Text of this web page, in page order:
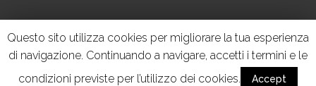
Questo sito utilizza cookies per migliorare la tua esperienza
di navigazione. Continuando a navigare, accetti i termini e le
condizioni previste per l’utilizzo dei cookies.
Accept